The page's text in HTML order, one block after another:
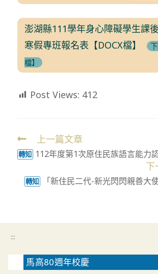
澎湖縣111學年身心障礙學生課
寒假專班報名表【DOCX檔】
檔】
Post Views: 412
Read
more
上一篇文章
轉知 112年度第1次原住民族語言能力
下
轉知
「新住民二代-新光閃閃親善大
:::
馬高80週年校慶